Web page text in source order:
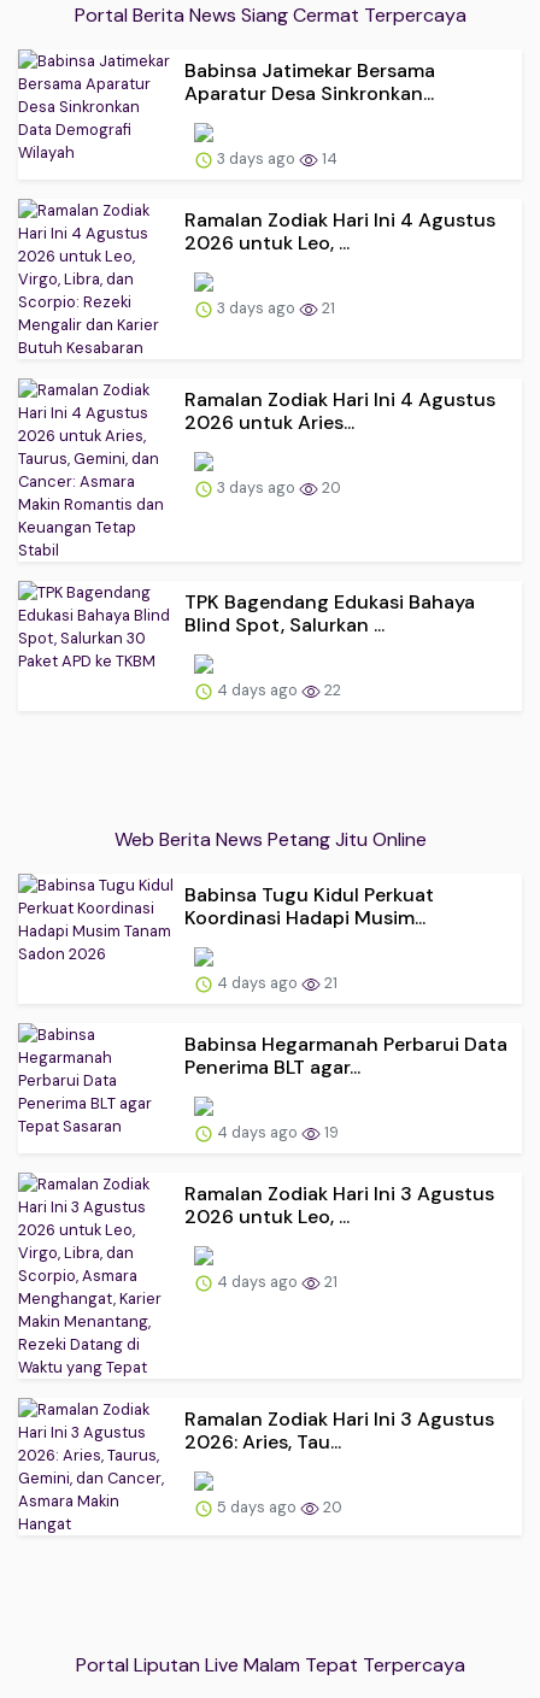
Portal Berita News Siang Cermat Terpercaya
Babinsa Jatimekar Bersama
Aparatur Desa Sinkronkan...
3 days ago 14
Ramalan Zodiak Hari Ini 4 Agustus
2026 untuk Leo, ...
3 days ago 21
Ramalan Zodiak Hari Ini 4 Agustus
2026 untuk Aries...
3 days ago 20
TPK Bagendang Edukasi Bahaya
Blind Spot, Salurkan ...
4 days ago 22
Web Berita News Petang Jitu Online
Babinsa Tugu Kidul Perkuat
Koordinasi Hadapi Musim...
4 days ago 21
Babinsa Hegarmanah Perbarui Data
Penerima BLT agar...
4 days ago 19
Ramalan Zodiak Hari Ini 3 Agustus
2026 untuk Leo, ...
4 days ago 21
Ramalan Zodiak Hari Ini 3 Agustus
2026: Aries, Tau...
5 days ago 20
Portal Liputan Live Malam Tepat Terpercaya